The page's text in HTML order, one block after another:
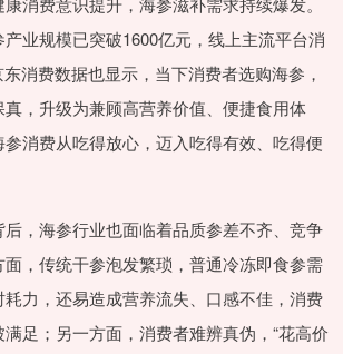
业规模已突破1600亿元，线上主流平台消
消费数据也显示，当下消费者选购海参，
，升级为兼顾高营养价值、便捷食用体
消费从吃得放心，迈入吃得有效、吃得便
，海参行业也面临着品质参差不齐、竞争
，传统干参泡发繁琐，普通冷冻即食参需
力，还易造成营养流失、口感不佳，消费
足；另一方面，消费者难辨真伪，“花高价